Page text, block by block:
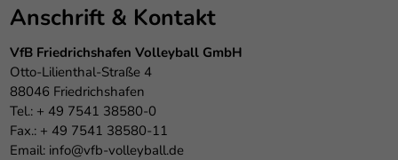
Anschrift & Kontakt
VfB Friedrichshafen Volleyball GmbH
Otto-Lilienthal-Straße 4
88046 Friedrichshafen
Tel.: + 49 7541 38580-0
Fax.: + 49 7541 38580-11
Email: info@vfb-volleyball.de